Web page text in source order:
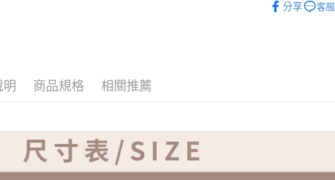
7-11取貨付款
分享
客服
明 商品規格 相關推薦